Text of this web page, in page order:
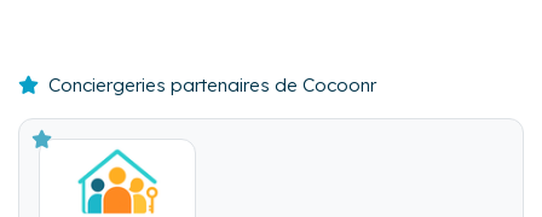
Conciergeries partenaires de Cocoonr